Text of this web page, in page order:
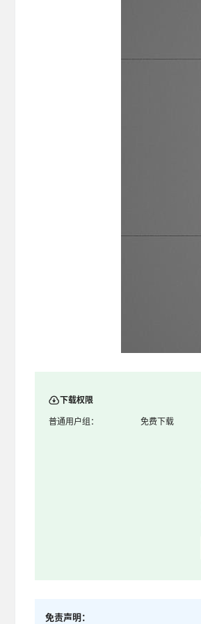
下载权限
普通用户组： 免费下载
免责声明：